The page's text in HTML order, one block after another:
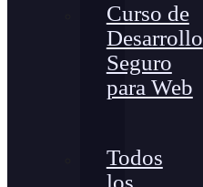
Curso de
Desarrollo
Seguro
para Web
Todos
los